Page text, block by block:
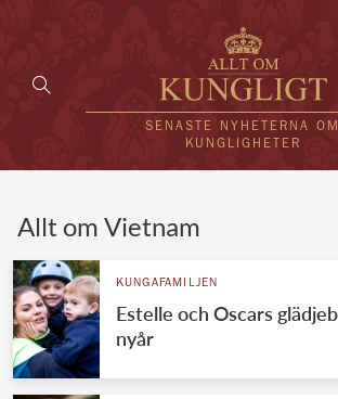
SENASTE NYHETERNA OM
KUNGLIGHETER
UTLÄNDSKT
Allt om Vietnam
KUNGAFAMILJEN
Estelle och Oscars
nyår